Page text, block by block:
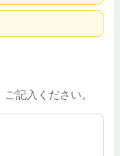
記入ください。